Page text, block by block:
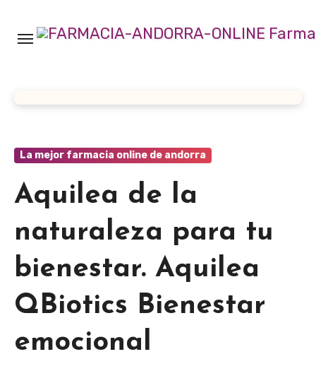
contenido
La mejor farmacia online de andorra
Aquilea de la
naturaleza para tu
bienestar. Aquilea
QBiotics Bienestar
emocional